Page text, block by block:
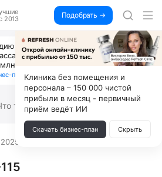
2013
Подобрать →
где не колют и не режут,
лица руками и в первый же год
план ↓
такое ФЗ-115
Клиника без помещения и
персонала – 150 000 чистой
прибыли в месяц - первичный
приём ведёт ИИ
Скачать бизнес-план Скрыть